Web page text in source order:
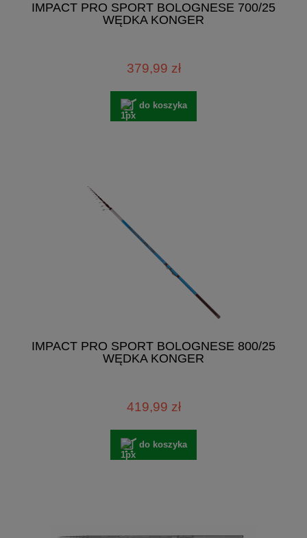
IMPACT PRO SPORT BOLOGNESE 700/25
WĘDKA KONGER
379,99 zł
do koszyka
IMPACT PRO SPORT BOLOGNESE 800/25
WĘDKA KONGER
419,99 zł
do koszyka